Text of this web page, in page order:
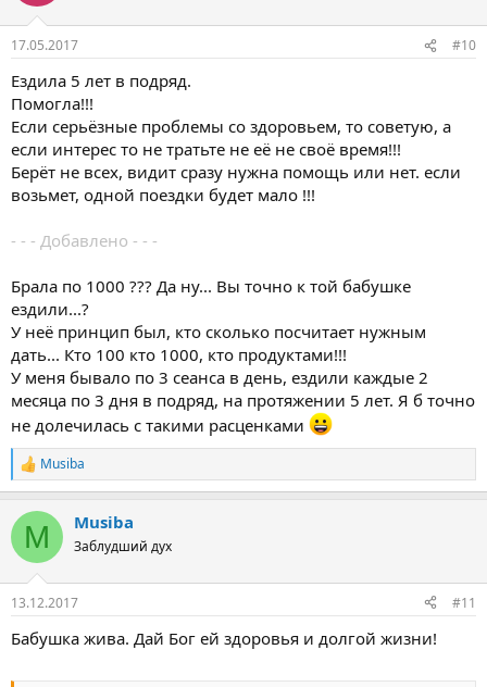
17.05.2017 #10
Ездила 5 лет в подряд.
Помогла!!!
Если серьёзные проблемы со здоровьем, то советую, а
если интерес то не тратьте не её не своё время!!!
Берёт не всех, видит сразу нужна помощь или нет. если
возьмет, одной поездки будет мало !!!
- - - Добавлено - - -
Брала по 1000 ??? Да ну... Вы точно к той бабушке
ездили...?
У неё принцип был, кто сколько посчитает нужным
дать... Кто 100 кто 1000, кто продуктами!!!
У меня бывало по 3 сеанса в день, ездили каждые 2
месяца по 3 дня в подряд, на протяжении 5 лет. Я б точно
не долечилась с такими расценками
Р
е
к
и
Musiba
M Musiba
Заблудший дух
13.12.2017 #11
Бабушка жива. Дай Бог ей здоровья и долгой жизни!